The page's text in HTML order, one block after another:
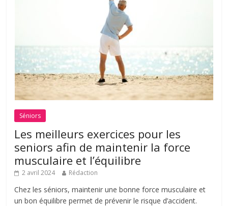
Séniors
Les meilleurs exercices pour les
seniors afin de maintenir la force
musculaire et l’équilibre
2 avril 2024 Rédaction
Chez les séniors, maintenir une bonne force musculaire et
un bon équilibre permet de prévenir le risque d’accident.